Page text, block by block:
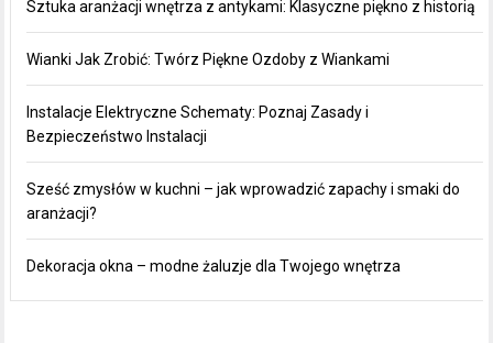
Sztuka aranżacji wnętrza z antykami: Klasyczne piękno z historią
Wianki Jak Zrobić: Twórz Piękne Ozdoby z Wiankami
Instalacje Elektryczne Schematy: Poznaj Zasady i
Bezpieczeństwo Instalacji
Sześć zmysłów w kuchni – jak wprowadzić zapachy i smaki do
aranżacji?
Dekoracja okna – modne żaluzje dla Twojego wnętrza